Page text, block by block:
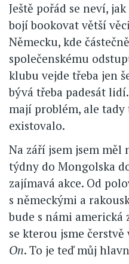
Ještě pořád se neví,
bojí bookovat větší
Německu, kde
společenskému
klubu vejde třeba jen
bývá třeba padesát
mají problém, ale
existovalo.
Na září jsem jsem
týdny do Mongolska
zajímavá akce. Od
s německými a
bude s námi americká
se kterou jsme
On. To je teď můj